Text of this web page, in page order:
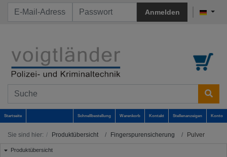
Anmelden
Startseite Schnellbestellung Warenkorb Kontakt Stellenanzeigen Konto
Sie sind hier: Produktübersicht Fingerspurensicherung Pulver
Produktübersicht